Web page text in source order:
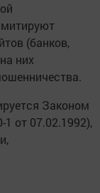
(банков,
них
Законом
от 07.02.1992),